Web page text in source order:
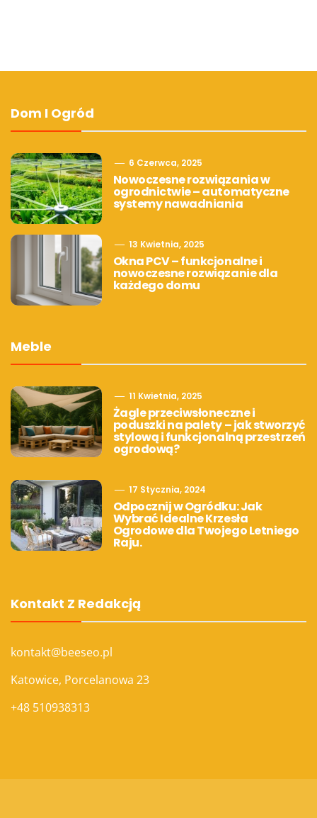
Dom I Ogród
6 Czerwca, 2025
Nowoczesne rozwiązania w
ogrodnictwie – automatyczne
systemy nawadniania
13 Kwietnia, 2025
Okna PCV – funkcjonalne i
nowoczesne rozwiązanie dla
każdego domu
Meble
11 Kwietnia, 2025
Żagle przeciwsłoneczne i
poduszki na palety – jak stworzyć
stylową i funkcjonalną przestrzeń
ogrodową?
17 Stycznia, 2024
Odpocznij w Ogródku: Jak
Wybrać Idealne Krzesła
Ogrodowe dla Twojego Letniego
Raju.
Kontakt Z Redakcją
kontakt@beeseo.pl
Katowice, Porcelanowa 23
+48 510938313